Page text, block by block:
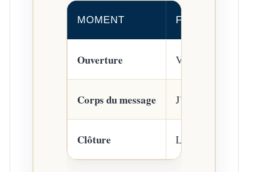
MOMENT FRANÇAIS
Ouverture Votre Excellence
Corps du message J’ai l’honneur de
Clôture L’assurance de ma